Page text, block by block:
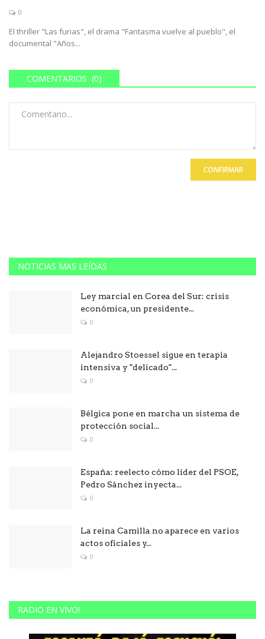
0
El thriller "Las furias", el drama "Fantasma vuelve al pueblo", el
documental "Años...
COMENTARIOS (0)
CONFIRMAR
NOTICIAS MAS LEÍDAS
Ley marcial en Corea del Sur: crisis
económica, un presidente...
0
Alejandro Stoessel sigue en terapia
intensiva y "delicado"...
0
Bélgica pone en marcha un sistema de
protección social...
0
España: reelecto cómo líder del PSOE,
Pedro Sánchez inyecta...
0
La reina Camilla no aparece en varios
actos oficiales y...
0
RADIO EN VIVO!